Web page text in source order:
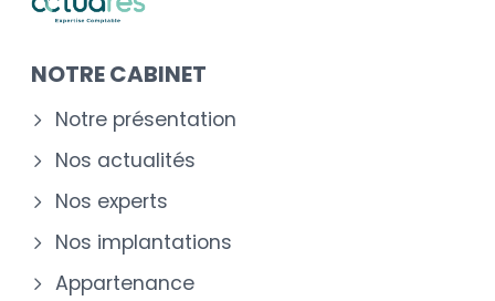
NOTRE CABINET
Notre présentation
Nos actualités
Nos experts
Nos implantations
Appartenance